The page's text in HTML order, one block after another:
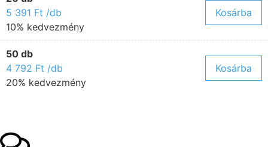
5 391 Ft /db
10% kedvezmény
Kosárba
50 db
4 792 Ft /db
20% kedvezmény
Kosárba